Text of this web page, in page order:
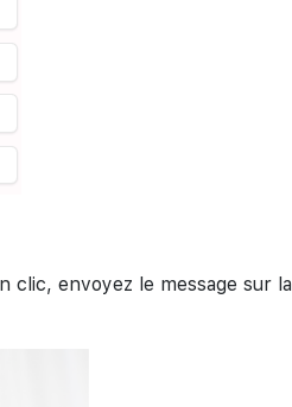
clic, envoyez le message sur la